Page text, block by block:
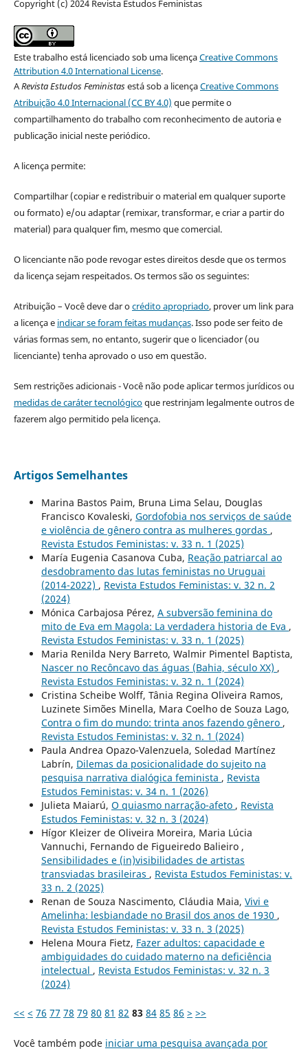
Copyright (c) 2024 Revista Estudos Feministas
Este trabalho está licenciado sob uma licençaCreative Commons
Attribution 4.0 International License.
ARevista Estudos Feministasestá sob a licençaCreative Commons
Atribuição 4.0 Internacional (CC BY 4.0) que permite o
compartilhamento do trabalho com reconhecimento de autoria e
publicação inicial neste periódico.
A licença permite:
Compartilhar (copiar e redistribuir o material em qualquer suporte
ou formato) e/ou adaptar (remixar, transformar, e criar a partir do
material) para qualquer fim, mesmo que comercial.
O licenciante não pode revogar estes direitos desde que os termos
da licença sejam respeitados. Os termos são os seguintes:
Atribuição – Você deve dar ocrédito apropriado, prover um link para
a licença e indicar se foram feitas mudanças. Isso pode ser feito de
várias formas sem, no entanto, sugerir que o licenciador (ou
licenciante) tenha aprovado o uso em questão.
Sem restrições adicionais - Você não pode aplicar termos jurídicos ou
medidas de caráter tecnológicoque restrinjam legalmente outros de
fazerem algo permitido pela licença.
Artigos Semelhantes
Marina Bastos Paim, Bruna Lima Selau, Douglas
Francisco Kovaleski, Gordofobia nos serviços de saúde
e violência de gênero contra as mulheres gordas ,
Revista Estudos Feministas: v. 33 n. 1 (2025)
María Eugenia Casanova Cuba, Reação patriarcal ao
desdobramento das lutas feministas no Uruguai
(2014-2022) , Revista Estudos Feministas: v. 32 n. 2
(2024)
Mónica Carbajosa Pérez, A subversão feminina do
mito de Eva em Magola: La verdadera historia de Eva ,
Revista Estudos Feministas: v. 33 n. 1 (2025)
Maria Renilda Nery Barreto, Walmir Pimentel Baptista,
Nascer no Recôncavo das águas (Bahia, século XX) ,
Revista Estudos Feministas: v. 32 n. 1 (2024)
Cristina Scheibe Wolff, Tânia Regina Oliveira Ramos,
Luzinete Simões Minella, Mara Coelho de Souza Lago,
Contra o fim do mundo: trinta anos fazendo gênero ,
Revista Estudos Feministas: v. 32 n. 1 (2024)
Paula Andrea Opazo-Valenzuela, Soledad Martínez
Labrín, Dilemas da posicionalidade do sujeito na
pesquisa narrativa dialógica feminista , Revista
Estudos Feministas: v. 34 n. 1 (2026)
Julieta Maiarú, O quiasmo narração-afeto , Revista
Estudos Feministas: v. 32 n. 3 (2024)
Hígor Kleizer de Oliveira Moreira, Maria Lúcia
Vannuchi, Fernando de Figueiredo Balieiro ,
Sensibilidades e (in)visibilidades de artistas
transviadas brasileiras , Revista Estudos Feministas: v.
33 n. 2 (2025)
Renan de Souza Nascimento, Cláudia Maia, Vivi e
Amelinha: lesbiandade no Brasil dos anos de 1930 ,
Revista Estudos Feministas: v. 33 n. 3 (2025)
Helena Moura Fietz, Fazer adultos: capacidade e
ambiguidades do cuidado materno na deficiência
intelectual , Revista Estudos Feministas: v. 32 n. 3
(2024)
<< < 76 77 78 79 80 81 82 83 84 85 86 > >>
Você também pode iniciar uma pesquisa avançada por